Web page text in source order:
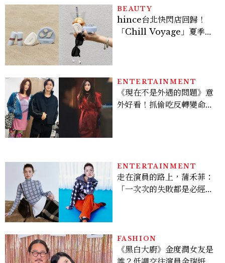
BEAUTY
hince台北快閃店回歸！
「Chill Voyage」夏季限
ENTERTAINMENT
《現在不是外遇的問題》意
外好看！抓偷吃反轉變命
ENTERTAINMENT
走在演員的路上，蒲禾菲：
「一次次的失敗都是必經過
FASHION
《黑白大廚》金度潤女友是